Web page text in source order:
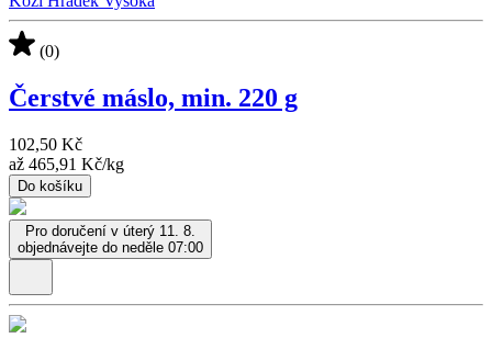
(0)
Čerstvé máslo, min. 220 g
102,50 Kč
až 465,91 Kč/kg
Do košíku
Pro doručení v úterý 11. 8.
objednávejte do neděle 07:00